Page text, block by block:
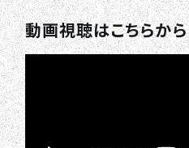
動画視聴はこちらから